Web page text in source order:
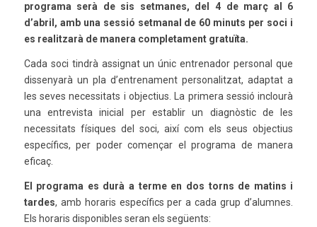
programa serà de sis setmanes, del 4 de març al 6
d’abril, amb una sessió setmanal de 60 minuts per soci i
es realitzarà de manera completament gratuïta.
Cada soci tindrà assignat un únic entrenador personal que
dissenyarà un pla d’entrenament personalitzat, adaptat a
les seves necessitats i objectius. La primera sessió inclourà
una entrevista inicial per establir un diagnòstic de les
necessitats físiques del soci, així com els seus objectius
específics, per poder començar el programa de manera
eficaç.
El programa es durà a terme en dos torns de matins i
tardes, amb horaris específics per a cada grup d’alumnes.
Els horaris disponibles seran els següents: